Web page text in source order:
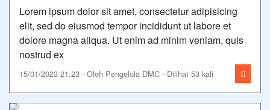
Lorem ipsum dolor sit amet, consectetur adipisicing
elit, sed do eiusmod tempor incididunt ut labore et
dolore magna aliqua. Ut enim ad minim veniam, quis
nostrud ex
15/01/2023 21:23 - Oleh Pengelola DMC - Dilihat 53 kali